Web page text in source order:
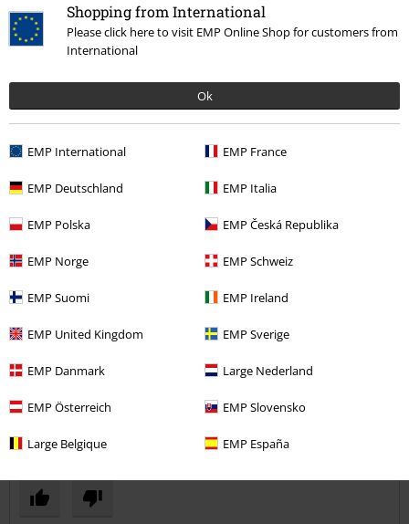
Shopping from International
Please click here to visit EMP Online Shop for customers from
International
Ok
EMP International EMP France
EMP Deutschland EMP Italia
EMP Polska EMP Česká Republika
EMP Norge EMP Schweiz
EMP Suomi EMP Ireland
EMP United Kingdom EMP Sverige
EMP Danmark Large Nederland
EMP Österreich EMP Slovensko
Large Belgique EMP España
Třídit podle
Datum Nápomocný
1 Hodnocení
Publikováno: Středa, 16.07.2025
Dobře, ale je vada
nepružné manžety. Jen extrémně hubená dívka do něj zvládne
Střih
Ověřená recenze